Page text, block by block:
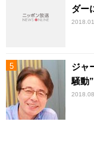
ダー
ジャ
騒動